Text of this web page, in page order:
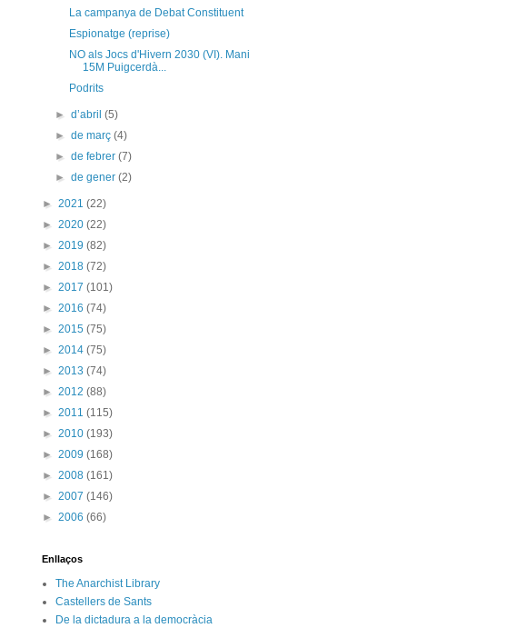
La campanya de Debat Constituent
Espionatge (reprise)
NO als Jocs d'Hivern 2030 (VI). Mani
15M Puigcerdà...
Podrits
►d’abril(5)
►de març(4)
►de febrer(7)
►de gener(2)
► 2021 (22)
► 2020 (22)
► 2019 (82)
► 2018 (72)
► 2017 (101)
► 2016 (74)
► 2015 (75)
► 2014 (75)
► 2013 (74)
► 2012 (88)
► 2011 (115)
► 2010 (193)
► 2009 (168)
► 2008 (161)
► 2007 (146)
► 2006 (66)
Enllaços
The Anarchist Library
Castellers de Sants
De la dictadura a la democràcia